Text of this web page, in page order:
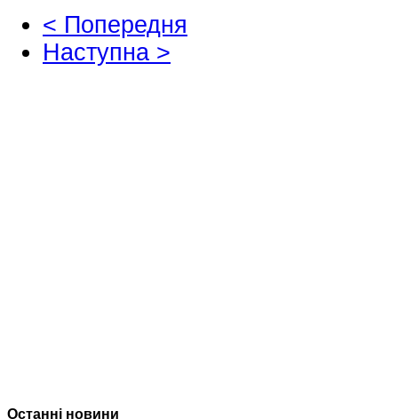
< Попередня
Наступна >
Останні новини